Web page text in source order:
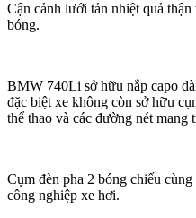
Cận cảnh lưới tản nhiệt quả
bóng.
BMW 740Li sở hữu nắp capo
đặc biệt xe không còn sở hữu
thể thao và các đường nét
Cụm đèn pha 2 bóng chiếu
công nghiệp xe hơi.